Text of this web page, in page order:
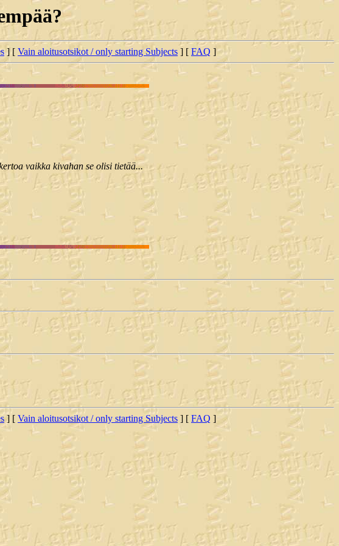
] [ Vain aloitusotsikot / only starting Subjects ] [ FAQ ]
vaikka kivahan se olisi tietää...
] [ Vain aloitusotsikot / only starting Subjects ] [ FAQ ]